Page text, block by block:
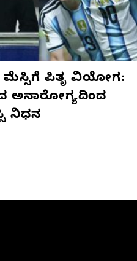
ಪಿತೃ ವಿಯೋಗ:
ಅನಾರೋಗ್ಯದಿಂದ
ನಿಧನ